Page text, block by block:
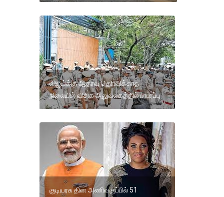
விஜய்க்கு ஆதரவு தெரிவிக்காத
நிலையில் விசிக அலுவலகத்தில் பரபரப்பு
குடியரசு தின அணிவகுப்பில் 51